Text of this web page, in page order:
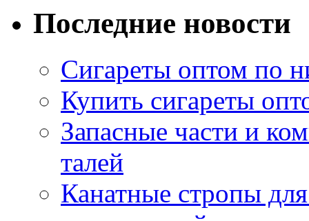
Последние новости
Сигареты оптом по
Купить сигареты
Запасные части и
талей
Канатные стропы